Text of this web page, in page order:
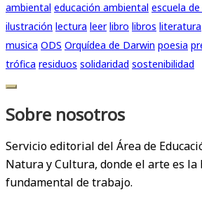
ambiental educación ambiental escuela
ilustración lectura leer libro libros literatura
musica ODS Orquídea de Darwin poesia
trófica residuos solidaridad sostenibilidad
Sobre nosotros
Servicio editorial del Área de
Natura y Cultura, donde el arte es
fundamental de trabajo.